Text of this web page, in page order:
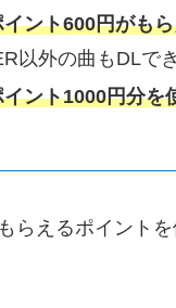
ント600円がも
以外の曲もDLで
ント1000円分を
らえるポイント